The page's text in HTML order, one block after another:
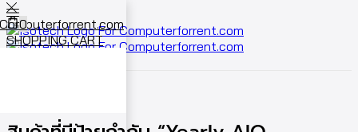
0
SHOPPING CART